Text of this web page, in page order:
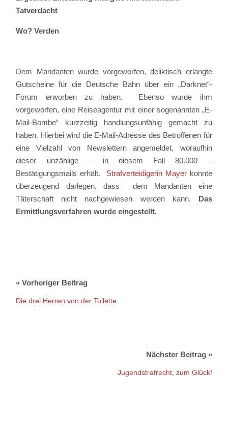
Tatverdacht
Wo? Verden
Dem Mandanten wurde vorgeworfen, deliktisch erlangte
Gutscheine für die Deutsche Bahn über ein „Darknet“-
Forum erworben zu haben.
Ebenso wurde ihm
vorgeworfen, eine Reiseagentur mit einer sogenannten „E-
Mail-Bombe“ kurzzeitig handlungsunfähig gemacht zu
haben. Hierbei wird die E-Mail-Adresse des Betroffenen für
eine Vielzahl von Newslettern angemeldet, woraufhin
dieser unzählige – in diesem Fall 80.000 –
Bestätigungsmails erhält. Strafverteidigerin Mayer konnte
überzeugend darlegen, dass dem Mandanten eine
Täterschaft nicht nachgewiesen werden kann.
Das
Ermittlungsverfahren wurde eingestellt.
Die drei Herren von der Toilette
Jugendstrafrecht, zum Glück!